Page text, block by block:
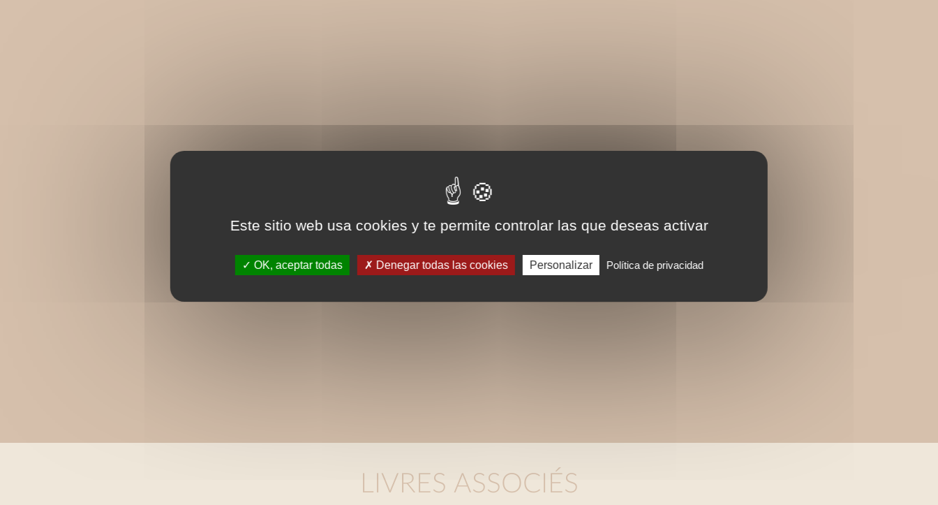
LIVRES ASSOCIÉS
Este sitio web usa cookies y te permite controlar las que deseas activar
OK, aceptar todas Denegar todas las cookies Personalizar Política de privacidad